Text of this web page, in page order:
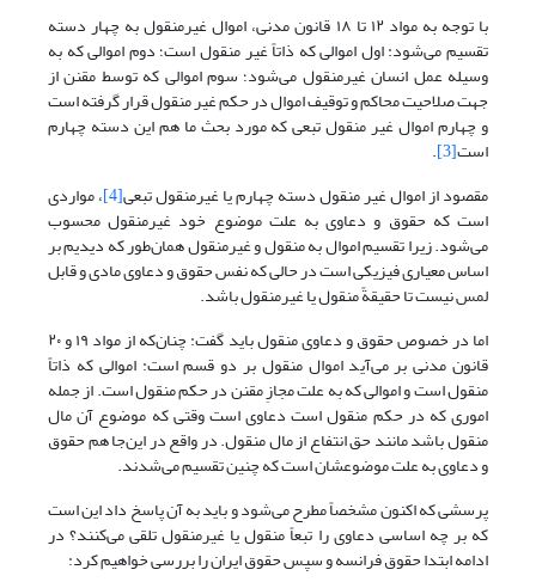
با توجه به مواد ۱۲ تا ۱۸ قانون مدنی، اموال غیرمنقول به چهار دسته
تقسیم می‌شود: اول اموالی که ذاتاً غیر منقول است؛ دوم اموالی که به
وسیله عمل انسان غیرمنقول می‌شود؛ سوم اموالی که توسط مقنن از
جهت صلاحیت محاکم و توقیف اموال در حکم غیر منقول قرار گرفته است
و چهارم اموال غیر منقول تبعی که مورد بحث ما هم این دسته چهارم
است[3]
.
مقصود از اموال غیر منقول دسته چهارم یا غیرمنقول تبعی[4] ، مواردی
است که حقوق و دعاوی به علت موضوع خود غیرمنقول محسوب
می‌شود. زیرا تقسیم اموال به منقول و غیرمنقول همان‌طور که دیدیم بر
اساس معیاری فیزیکی است در حالی که نفس حقوق و دعاوی مادی و قابل
لمس نیست تا حقیقةً منقول یا غیرمنقول باشد.
اما در خصوص حقوق و دعاوی منقول باید گفت: چنان‌که از مواد ۱۹ و ۲۰
قانون مدنی بر می‌آید اموال منقول بر دو قسم است: اموالی که ذاتاً
منقول است و اموالی که به علت مجازِ مقنن در حکم منقول است. از جمله
اموری که در حکم منقول است دعاوی است وقتی که موضوع آن مال
منقول باشد مانند حق انتفاع از مال منقول. در واقع در این‌جا هم حقوق
و دعاوی به علت موضوعشان است که چنین تقسیم می‌شدند.
پرسشی که اکنون مشخصاً مطرح می‌شود و باید به آن پاسخ داد این است
که بر چه اساسی دعاوی را تبعاً منقول یا غیرمنقول تلقی می‌کنند؟ در
ادامه ابتدا حقوق فرانسه و سپس حقوق ایران را بررسی خواهیم کرد: